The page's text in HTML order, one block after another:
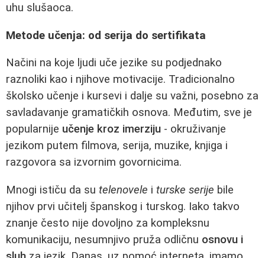
uhu slušaoca.
Metode učenja: od serija do sertifikata
Načini na koje ljudi uče jezike su podjednako
raznoliki kao i njihove motivacije. Tradicionalno
školsko učenje i kursevi i dalje su važni, posebno za
savladavanje gramatičkih osnova. Međutim, sve je
popularnije učenje kroz imerziju - okruživanje
jezikom putem filmova, serija, muzike, knjiga i
razgovora sa izvornim govornicima.
Mnogi ističu da su telenovele i turske serije bile
njihov prvi učitelj španskog i turskog. Iako takvo
znanje često nije dovoljno za kompleksnu
komunikaciju, nesumnjivo pruža odličnu osnovu i